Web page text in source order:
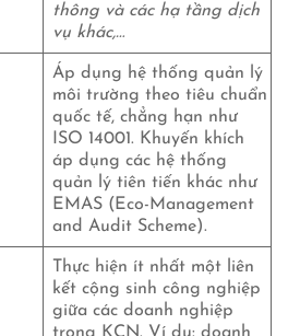
thông và các hạ tầng dịch
vụ khác,…
Áp dụng hệ thống quản lý
môi trường theo tiêu chuẩn
quốc tế, chẳng hạn như
ISO 14001. Khuyến khích
áp dụng các hệ thống
quản lý tiên tiến khác như
EMAS (Eco-Management
and Audit Scheme).
Thực hiện ít nhất một liên
kết cộng sinh công nghiệp
giữa các doanh nghiệp
trong KCN. Ví dụ: doanh